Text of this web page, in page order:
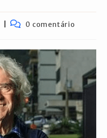
Comentários
0 comentário